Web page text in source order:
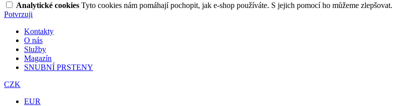
Analytické cookies Tyto cookies nám pomáhají pochopit, jak e-shop používáte. S jejich pomocí ho můžeme zlepšovat.
Potvrzuji
Kontakty
O nás
Služby
Magazín
SNUBNÍ PRSTENY
CZK
EUR